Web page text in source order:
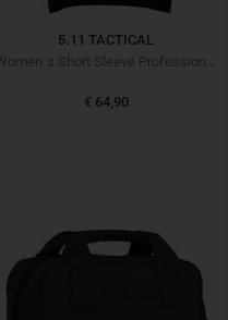
5.11 TACTICAL
Women´s Short Sleeve Professional Polo Black
€ 64,90